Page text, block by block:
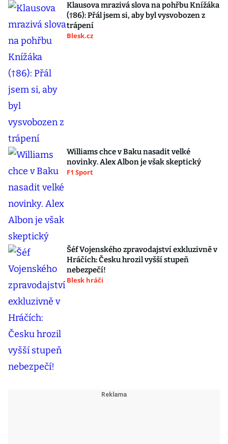
Klausova mrazivá slova na pohřbu Knížáka
(†86): Přál jsem si, aby byl vysvobozen z
trápení
Blesk.cz
Williams chce v Baku nasadit velké
novinky. Alex Albon je však skeptický
F1 Sport
Šéf Vojenského zpravodajství exkluzivně v
Hráčích: Česku hrozil vyšší stupeň
nebezpečí!
Blesk hráči